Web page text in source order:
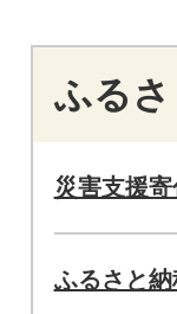
ふる
災害支援寄
ふるさと